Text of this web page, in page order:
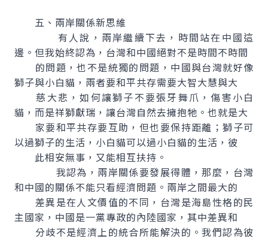
五、兩岸關係新思維
有人說，兩岸繼續下去，時間站在中國這
邊。但我始終認為，台灣和中國絕對不是時間不時間
的問題，也不是統獨的問題，中國與台灣就好像
獅子與小白貓，兩者要和平共存需要大智大慧與大
慈大悲，如何讓獅子不要張牙舞爪，傷害小白
貓，而是祥獅獻瑞，讓台灣自然去擁抱牠。也就是大
家要和平共存要互助，但也要保持距離；獅子可
以過獅子的生活，小白貓可以過小白貓的生活，彼
此相安無事，又能相互扶持。
我認為，兩岸關係要發展得體，那麼，台灣
和中國的關係不能只看經濟問題。兩岸之間最大的
差異是在人文價值的不同，台灣是海島性格的民
主國家，中國是一黨專政的內陸國家，其中差異和
分歧不是經濟上的統合所能解決的。我們認為彼